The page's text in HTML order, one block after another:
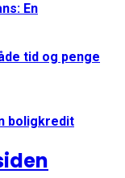
En
tid og penge
boligkredit